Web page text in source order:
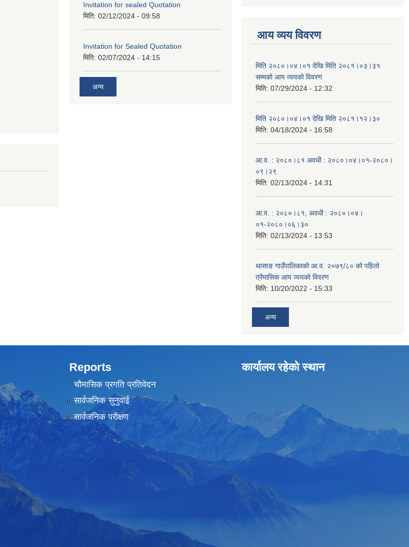
Invitation for sealed Quotation
मिति: 02/12/2024 - 09:58
Invitation for Sealed Quotation
मिति: 02/07/2024 - 14:15
अन्य
आय व्यय विवरण
मिति २०८०।०४।०१ देखि मिति २०८१।०३।३१
सम्मको आय व्ययको विवरण
मिति: 07/29/2024 - 12:32
मिति २०८०।०४।०१ देखि मिति २०८१।१२।३०
मिति: 04/18/2024 - 16:58
आ.व. : २०८०।८१ अवधी : २०८०।०४।०१-२०८०।
०९।२९
मिति: 02/13/2024 - 14:31
आ.व. : २०८०।८१, अवधी : २०८०।०४।
०१-२०८०।०६।३०
मिति: 02/13/2024 - 13:53
थासाङ गाउँपालिकाको आ.व. २०७९/८० को पहिलो
त्रैमासिक आय व्ययको विवरण
मिति: 10/20/2022 - 15:33
अन्य
Reports
चौमासिक प्रगति प्रतिवेदन
सार्वजनिक सुनुवाई
सार्वजनिक परीक्षण
कार्यालय रहेको स्थान